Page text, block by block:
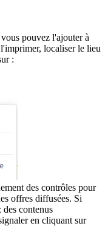
pouvez l'ajouter à
localiser le lieu
:
des contrôles pour
offres diffusées. Si
des contenus
en cliquant sur